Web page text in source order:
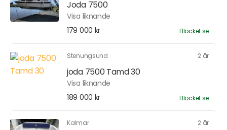
Joda 7500
Visa liknande
179 000 kr
Blocket.se
Stenungsund 2 år
joda 7500 Tamd 30
Visa liknande
189 000 kr
Blocket.se
Kalmar 2 år